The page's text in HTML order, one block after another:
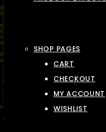
SHOP PAGES
CART
CHECKOUT
MY ACCOUNT
WISHLIST